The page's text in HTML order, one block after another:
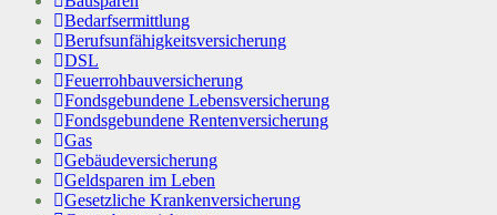
Bedarfsermittlung
Berufs­unfähigkeitsversicherung
DSL
Feuerrohbauversicherung
Fondsgebundene Lebensversicherung
Fondsgebundene Rentenversicherung
Gas
Gebäudeversicherung
Geldsparen im Leben
Gesetzliche Krankenversicherung